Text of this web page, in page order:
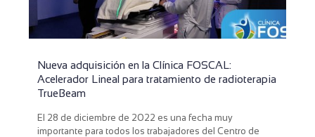
Nueva adquisición en la Clínica FOSCAL:
Acelerador Lineal para tratamiento de radioterapia
TrueBeam
El 28 de diciembre de 2022 es una fecha muy
importante para todos los trabajadores del Centro de